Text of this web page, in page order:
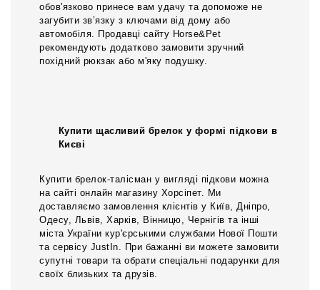
обов'язково принесе вам удачу та допоможе не
загубити зв’язку з ключами від дому або
автомобіля. Продавці сайту Horse&Pet
рекомендують додатково замовити зручний
похідний рюкзак або м'яку подушку.
Купити щасливий брелок у формі підкови в
Києві
Купити брелок-талісман у вигляді підкови можна
на сайті онлайн магазину Хорсіпет. Ми
доставляємо замовлення клієнтів у Київ, Дніпро,
Одесу, Львів, Харків, Вінницю, Чернігів та інші
міста України кур'єрськими службами Нової Пошти
та сервісу JustIn. При бажанні ви можете замовити
супутні товари та обрати спеціальні подарунки для
своїх близьких та друзів.